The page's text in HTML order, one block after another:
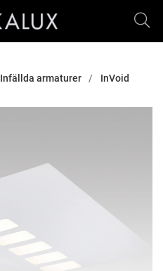
Infällda armaturer InVoid